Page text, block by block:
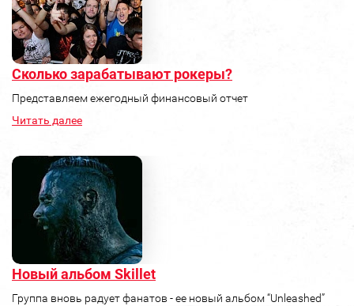
Сколько зарабатывают рокеры?
Представляем ежегодный финансовый отчет
Читать далее
Новый альбом Skillet
Группа вновь радует фанатов - ее новый альбом “Unleashed”